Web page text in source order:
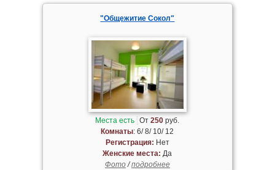
"Общежитие Сокол"
Места есть От250 руб.
Комнаты: 6/ 8/ 10/ 12
Регистрация: Нет
Женские места: Да
Фото/подробнее